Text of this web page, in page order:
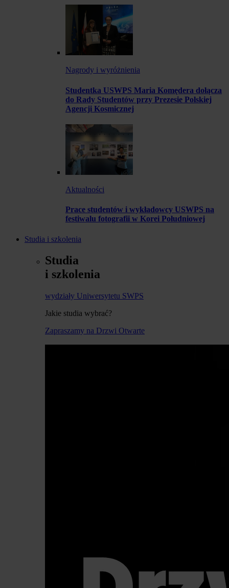
Nagrody i wyróżnienia
Studentka USWPS Maria Komędera dołącza
do Rady Studentów przy Prezesie Polskiej
Agencji Kosmicznej
Aktualności
Prace studentów i wykładowcy USWPS na
festiwalu fotografii w Korei Południowej
Studia i szkolenia
Studia
i szkolenia
wydziały Uniwersytetu SWPS
Jakie studia wybrać?
Zapraszamy na Drzwi Otwarte